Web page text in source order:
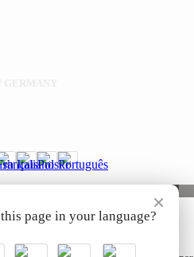
×
page in your language?
🍪